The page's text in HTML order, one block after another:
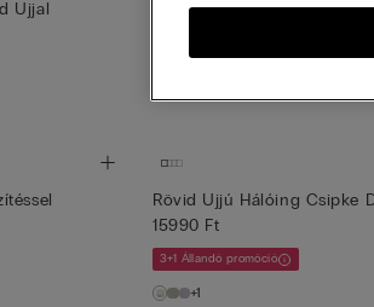
Ujjal
Spagettipántos Hálóing
Rövid Ujjú Hálóing Csipke
15990 Ft
3+1 Állandó promóció
+1